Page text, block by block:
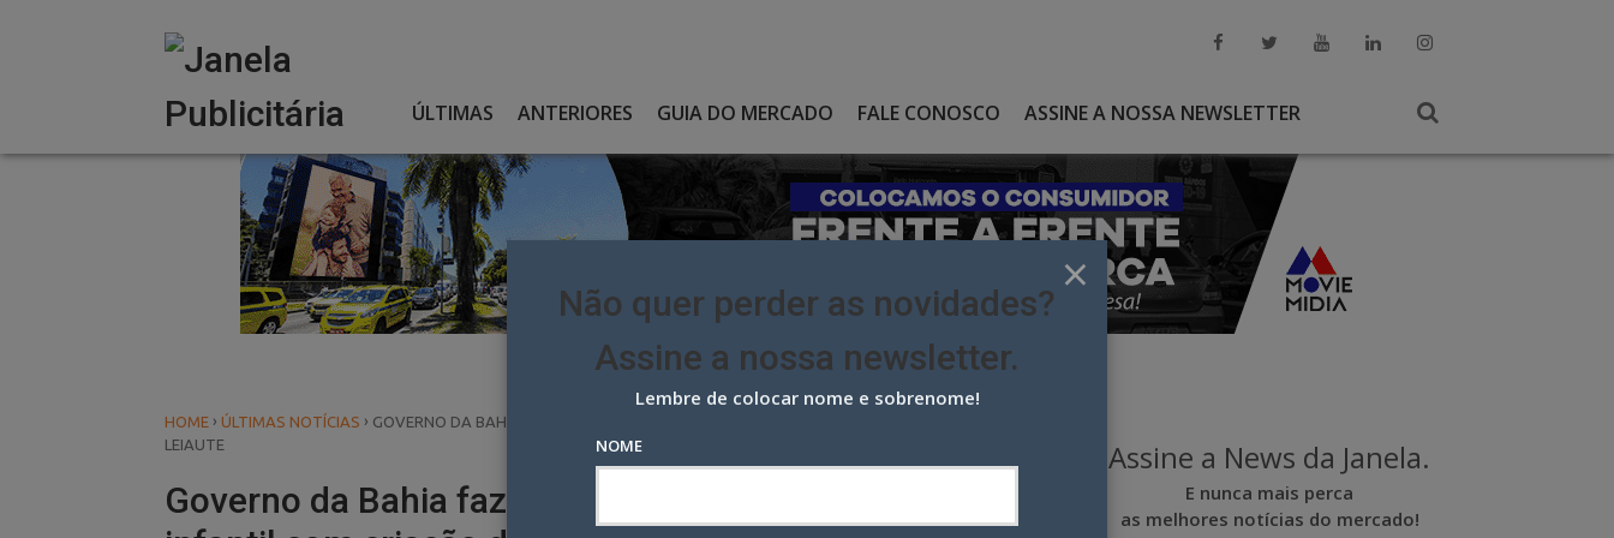
ÚLTIMAS ANTERIORES GUIA DO MERCADO FALE CONOSCO ASSINE A NOSSA NEWSLETTER
HOME › ÚLTIMAS NOTÍCIAS › GOVERNO DA BAHIA FAZ CAMPANHA CONTRA O ABUSO INFANTIL COM CRIAÇÃO DA
LEIAUTE
Governo da Bahia faz campanha contra o abuso
Assine a News da Janela.
E nunca mais perca
as melhores notícias do mercado!
×
Não quer perder as novidades?
Assine a nossa newsletter.
Lembre de colocar nome e sobrenome!
NOME